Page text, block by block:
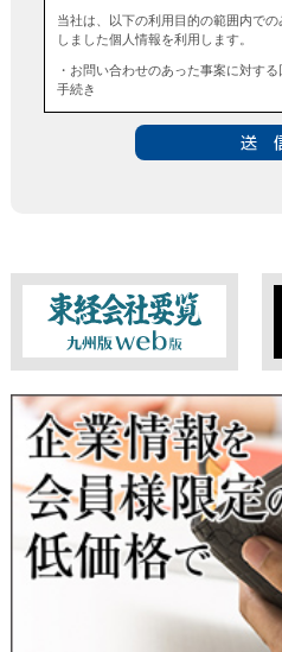
当社は、以下の利用目的の範囲内で
しました個人情報を利用します。
・お問い合わせのあった事案に対す
手続き
■個人情報の第三者提供について
■ 個人情報提供の任意性及び留意
個人情報のご提供は任意ですが、必要
だけなかった場合は、上記利用目的
ますのでご了承ください。
当社は、本人が自己の個人情報につい
追加・削除・利用停止・提供停止の希
人または代理人の請求応じて、個人
正・追加・削除・利用停止・提供停
受付方法は、本人確認資料（運転免
コピー）、「個人情報取扱申請書」
申請の場合のみ必要となります）を
＜個人情報保護に関するお問合せ
〒802-0004 北九州市小倉北区鍛冶
東経会社要覧web版